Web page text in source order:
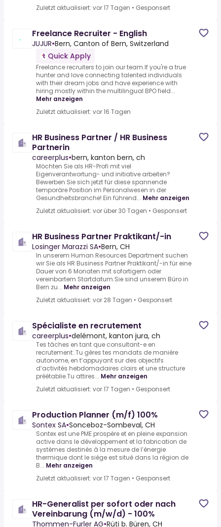
Zuletzt aktualisiert: vor 17 Tagen • Gesponsert
Freelance Recruiter - English
JUJUR•Bern, Canton of Bern, Switzerland
Quick Apply
Freelance recruiters to join our team.If you're a true
hunter and love connecting talented individuals
with their dream jobs and have experience with
hiring mostly within the multilingual BPO field...
Mehr anzeigen
Zuletzt aktualisiert: vor 16 Tagen
HR Business Partner / HR Business
Partnerin
careerplus•bern, kanton bern, ch
Möchten Sie als HR-Profi mit viel
Eigenverantwortung- und initiative arbeiten?
Bewerben Sie sich jetzt für diese spannende
temporäre Position im Personalwesen in der
Gesundheitsbranche!.Ein führend... Mehr anzeigen
Zuletzt aktualisiert: vor über 30 Tagen • Gesponsert
HR Business Partner Praktikant/-in
Losinger Marazzi SA•Bern, CH
In unserem Human Resources Department suchen
wir Sie als HR Business Partner Praktikant/-in für eine
Dauer von 6 Monaten mit sofortigem oder
vereinbartem Startdatum.Sie sind unserem Büro in
Bern zu... Mehr anzeigen
Zuletzt aktualisiert: vor 28 Tagen • Gesponsert
Spécialiste en recrutement
careerplus•delémont, kanton jura, ch
Tes tâches en tant que consultant-e en
recrutement:.Tu gères tes mandats de manière
autonome, en t’appuyant sur des objectifs
d’activités hebdomadaires clairs et une structure
préétablie.Tu attires... Mehr anzeigen
Zuletzt aktualisiert: vor 17 Tagen • Gesponsert
Production Planner (m/f) 100%
Sontex SA•Sonceboz-Sombeval, CH
Sontex est une PME prospère et en pleine expansion
active dans le développement et la fabrication de
systèmes destinés à la mesure de l’énergie
thermique dont le siège est situé dans la région de
B... Mehr anzeigen
Zuletzt aktualisiert: vor 17 Tagen • Gesponsert
HR-Generalist per sofort oder nach
Vereinbarung (m/w/d) - 100%
Thommen-Furler AG•Rüti b. Büren, CH